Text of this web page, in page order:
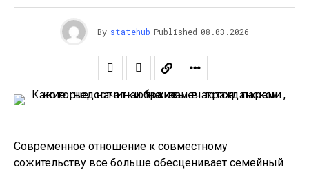
By statehub Published 08.03.2026
Современное отношение к совместному
сожительству все больше обесценивает семейный